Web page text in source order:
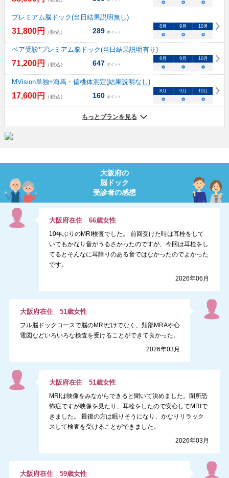
○ ○ ○
プレミアム脳ドック(当日結果説明無し)
31,800円 （税込） 289 ポイント
8月 9月 10月
○ ○ ○
ペア受診*プレミアム脳ドック(当日結果説明有り)
71,200円 （税込） 647 ポイント
8月 9月 10月
○ ○ ○
MVision単独+海馬・偏桃体測定(結果説明なし)
17,600円 （税込） 160 ポイント
8月 9月 10月
○ ○ ○
もっとプランを見る
大阪府の
脳ドック
受診者の感想
大阪府在住66歳女性
10年ぶりのMRI検査でした。 前回受けた時は耳栓をして
いてもかなり音がうるさかったのですが、今回は耳栓をし
てるとそんなに耳障りのある音ではなかったのでよかった
です。
2026年06月
大阪府在住 51歳女性
フル脳ドックコースで脳のMRIだけでなく、頚部MRAや心
電図などいろいろな検査を受けることができて良かった。
2026年03月
大阪府在住51歳女性
MRIは映像をみながらできると聞いて決めました。閉所恐
怖症ですが映像を見たり、耳栓をしたので安心してMRIで
きました。 最後の方は眠りそうになり、かなりリラック
スして検査を受けることができました。
2026年03月
大阪府在住 59歳女性